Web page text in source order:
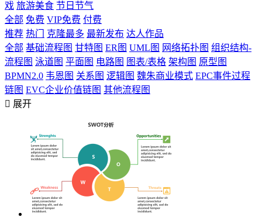
戏 旅游美食 节日节气
全部 免费 VIP免费 付费
推荐 热门 克隆最多 最新发布 达人作品
全部 基础流程图 甘特图 ER图 UML图 网络拓扑图 组织结构-
流程图 泳道图 平面图 电路图 图表/表格 架构图 原型图
BPMN2.0 韦恩图 关系图 逻辑图 魏朱商业模式 EPC事件过程
链图 EVC企业价值链图 其他流程图
 展开